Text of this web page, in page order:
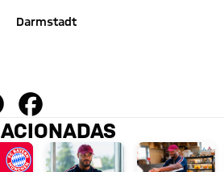
Darmstadt